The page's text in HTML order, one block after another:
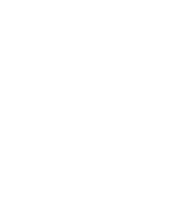
Acelerar la innovación
Acentuación
Ações afirmativas,
Ações mediadas e